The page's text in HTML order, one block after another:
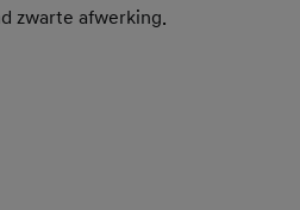
zwarte afwerking.